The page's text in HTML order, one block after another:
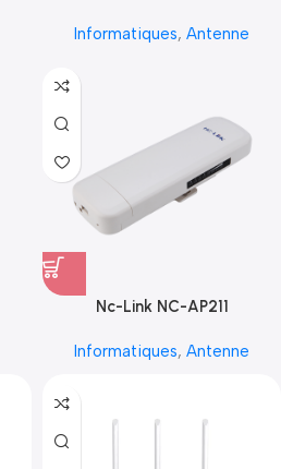
Informatiques, Antenne
Nc-Link NC-AP211
Informatiques, Antenne